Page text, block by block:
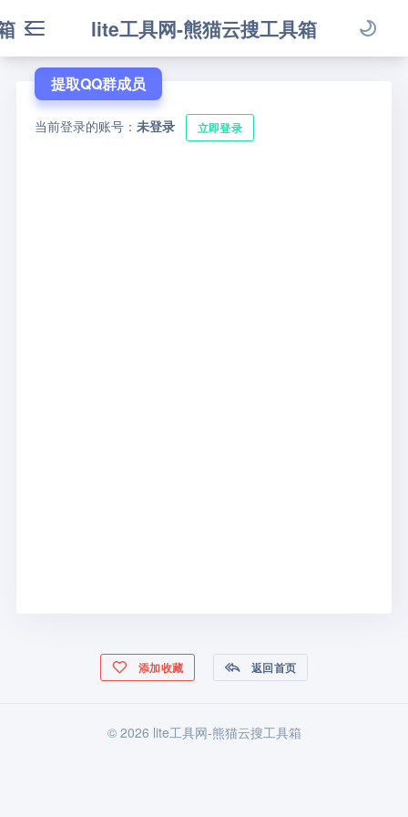
lite工具网-熊猫云搜工具箱
提取QQ群成员
当前登录的账号： 未登录 立即登录
添加收藏 返回首页
© 2026 lite工具网-熊猫云搜工具箱